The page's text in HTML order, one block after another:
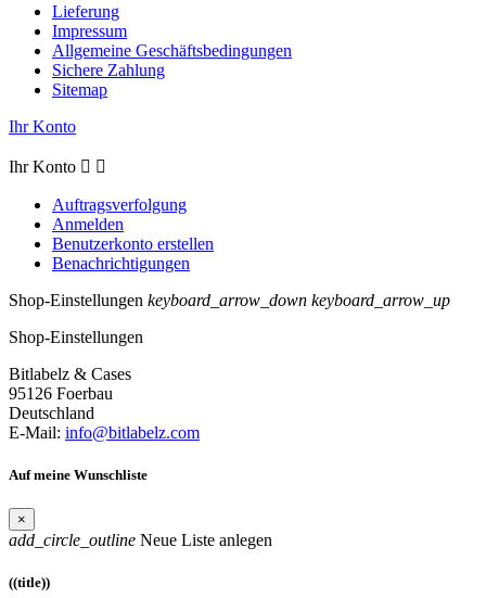
Lieferung
Impressum
Allgemeine Geschäftsbedingungen
Sichere Zahlung
Sitemap
Ihr Konto
Ihr Konto  
Auftragsverfolgung
Anmelden
Benutzerkonto erstellen
Benachrichtigungen
Shop-Einstellungen keyboard_arrow_down keyboard_arrow_up
Shop-Einstellungen
Bitlabelz & Cases
95126 Foerbau
Deutschland
E-Mail: info@bitlabelz.com
Auf meine Wunschliste
×
add_circle_outline Neue Liste anlegen
((title))